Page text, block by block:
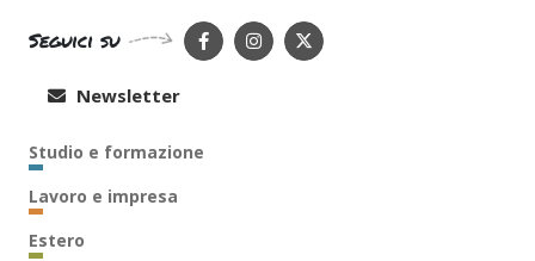
Seguici su
Newsletter
Studio e formazione
Lavoro e impresa
Estero